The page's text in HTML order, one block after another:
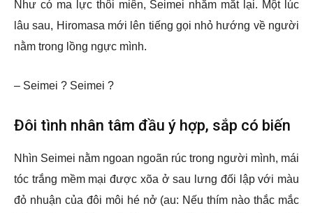
Như có ma lực thôi miên, Seimei nhắm mắt lại. Một lúc
lâu sau, Hiromasa mới lên tiếng gọi nhỏ hướng về người
nằm trong lồng ngực mình.
– Seimei ? Seimei ?
Đôi tình nhân tâm đầu ý hợp, sắp có biến
Nhìn Seimei nằm ngoan ngoãn rúc trong người mình, mái
tóc trắng mềm mại được xõa ở sau lưng đối lập với màu
đỏ nhuận của đôi môi hé nở (au: Nếu thím nào thắc mắc